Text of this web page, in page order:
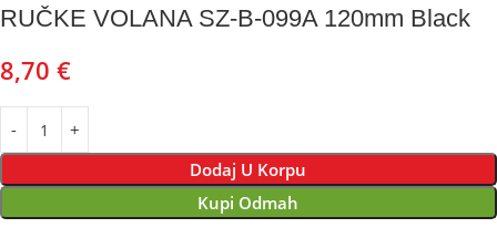
RUČKE VOLANA SZ-B-099A 120mm Black
8,70 €
Dodaj U Korpu
Kupi Odmah